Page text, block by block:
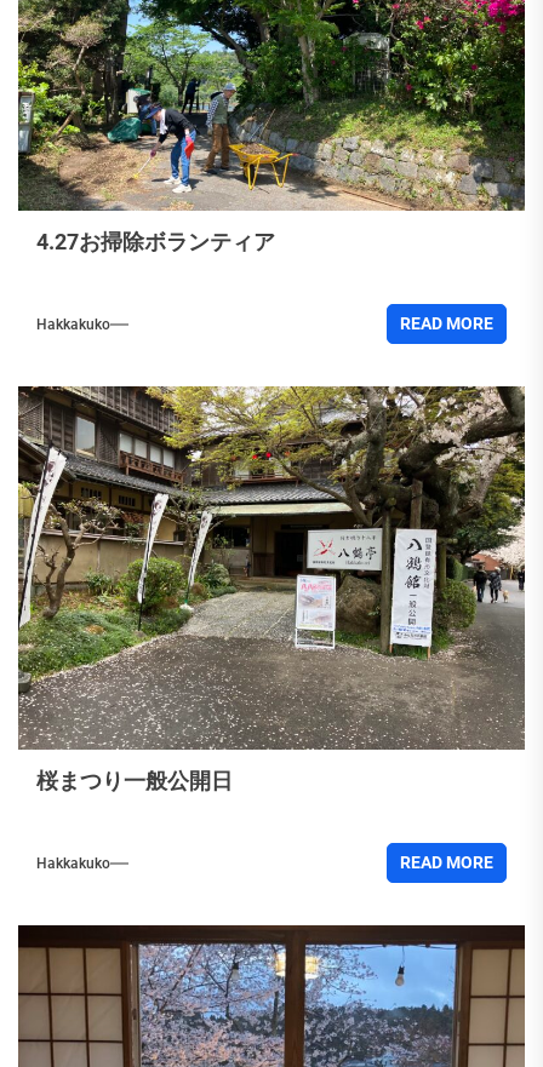
4.27お掃除ボランティア
Hakkakuko READ MORE
桜まつり一般公開日
Hakkakuko READ MORE